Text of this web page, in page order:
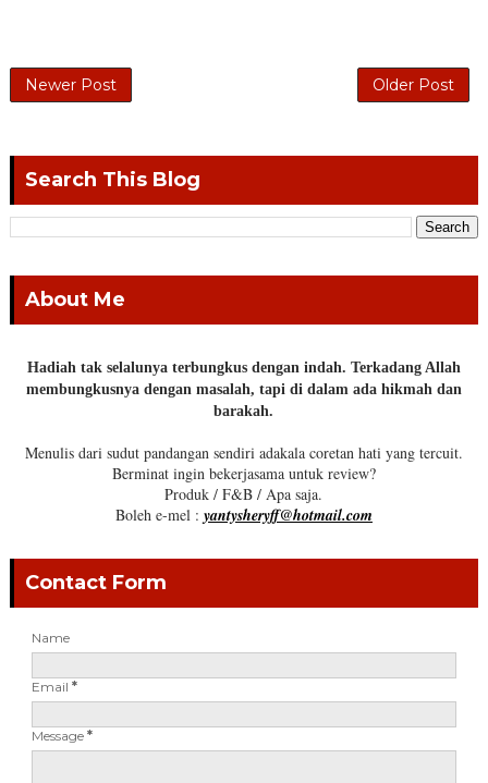
Newer Post Older Post
Search This Blog
About Me
Hadiah tak selalunya terbungkus dengan indah. Terkadang Allah
membungkusnya dengan masalah, tapi di dalam ada hikmah dan
barakah.
Menulis dari sudut pandangan sendiri adakala coretan hati yang tercuit.
Berminat ingin bekerjasama untuk review?
Produk / F&B / Apa saja.
Boleh e-mel : yantysheryff@hotmail.com
Contact Form
Name
Email *
Message *